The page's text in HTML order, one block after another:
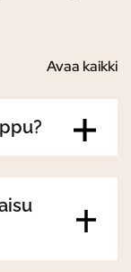
Avaa kaikki